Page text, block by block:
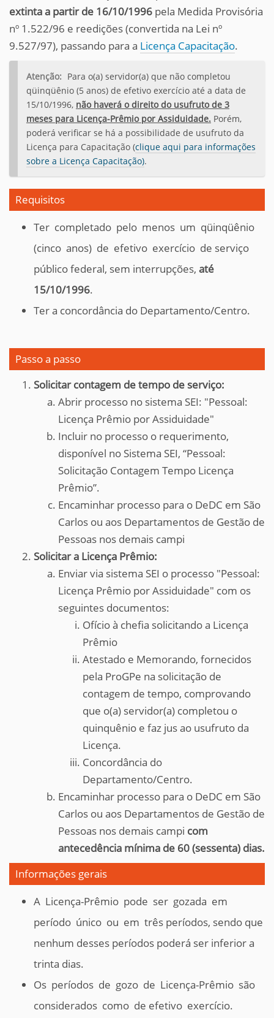
extinta a partir de 16/10/1996 pela Medida Provisória
nº 1.522/96 e reedições (convertida na Lei nº
9.527/97), passando para a Licença Capacitação.
Atenção: Para o(a) servidor(a) que não completou
qüinqüênio (5 anos) de efetivo exercício até a data de
15/10/1996, não haverá o direito do usufruto de 3
meses para Licença-Prêmio por Assiduidade. Porém,
poderá verificar se há a possibilidade de usufruto da
Licença para Capacitação (clique aqui para informações
sobre a Licença Capacitação).
Requisitos
Ter completado pelo menos um qüinqüênio
(cinco anos) de efetivo exercício de serviço
público federal, sem interrupções, até
15/10/1996.
Ter a concordância do Departamento/Centro.
Passo a passo
Solicitar contagem de tempo de serviço:
Abrir processo no sistema SEI: "Pessoal:
Licença Prêmio por Assiduidade"
Incluir no processo o requerimento,
disponível no Sistema SEI, “Pessoal:
Solicitação Contagem Tempo Licença
Prêmio”.
Encaminhar processo para o DeDC em São
Carlos ou aos Departamentos de Gestão de
Pessoas nos demais campi
Solicitar a Licença Prêmio:
Enviar via sistema SEI o processo "Pessoal:
Licença Prêmio por Assiduidade" com os
seguintes documentos:
Ofício à chefia solicitando a Licença
Prêmio
Atestado e Memorando, fornecidos
pela ProGPe na solicitação de
contagem de tempo, comprovando
que o(a) servidor(a) completou o
quinquênio e faz jus ao usufruto da
Licença.
Concordância do
Departamento/Centro.
Encaminhar processo para o DeDC em São
Carlos ou aos Departamentos de Gestão de
Pessoas nos demais campi com
antecedência mínima de 60 (sessenta) dias.
Informações gerais
A Licença-Prêmio pode ser gozada em
período único ou em três períodos, sendo que
nenhum desses períodos poderá ser inferior a
trinta dias.
Os períodos de gozo de Licença-Prêmio são
considerados como de efetivo exercício.